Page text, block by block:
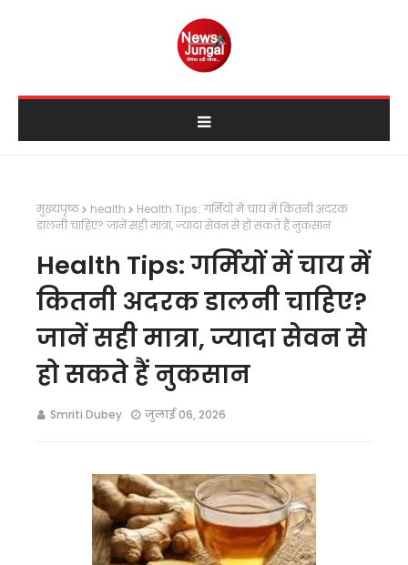
मुख्यपृष्ठ health
Health Tips: गर्मियों में चाय में कितनी अदरक
डालनी चाहिए? जानें सही मात्रा, ज्यादा सेवन से हो सकते हैं नुकसान
Health Tips: गर्मियों में चाय में
कितनी अदरक डालनी चाहिए?
जानें सही मात्रा, ज्यादा सेवन से
हो सकते हैं नुकसान
Smriti Dubey जुलाई 06, 2026